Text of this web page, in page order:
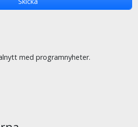
med programnyheter.